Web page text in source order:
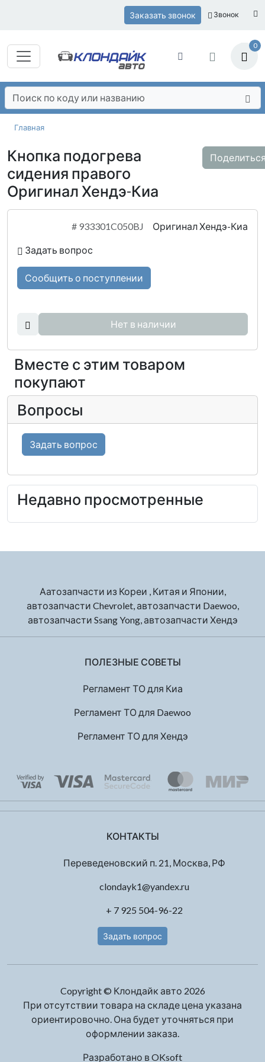
Заказать звонок Звонок
0
Главная
Кнопка подогрева
сидения правого
Оригинал Хендэ-Киа
# 933301C050BJ Оригинал Хендэ-Киа
Задать вопрос
Сообщить о поступлении
Нет в наличии
Вместе с этим товаром
покупают
Вопросы
Задать вопрос
Недавно просмотренные
Аатозапчасти из Кореи , Китая и Японии,
автозапчасти Chevrolet, автозапчасти Daewoo,
автозапчасти Ssang Yong, автозапчасти Хендэ
ПОЛЕЗНЫЕ СОВЕТЫ
Регламент ТО для Киа
Регламент ТО для Daewoo
Регламент ТО для Хендэ
КОНТАКТЫ
Переведеновский п. 21, Москва, РФ
clondayk1@yandex.ru
+ 7 925 504-96-22
Задать вопрос
Copyright © Клондайк авто 2026
При отсутствии товара на складе цена указана
ориентировочно. Она будет уточняться при
оформлении заказа.
Разработано в OKsoft